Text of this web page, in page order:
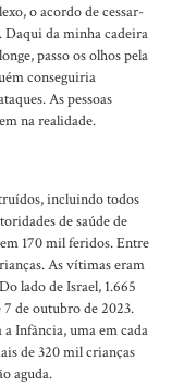
o acordo de cessar-
Daqui da minha cadeira
passo os olhos pela
conseguiria
As pessoas
na realidade.
incluindo todos
de saúde de
170 mil feridos. Entre
As vítimas eram
lado de Israel, 1.665
de outubro de 2023.
Infância, uma em cada
de 320 mil crianças
aguda.